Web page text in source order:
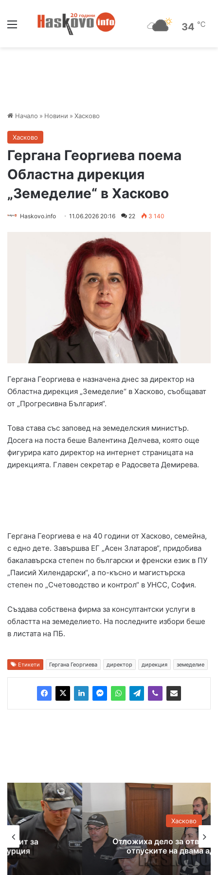
34 ℃
Начало » Новини » Хасково
Хасково
Гергана Георгиева поема
Областна дирекция
„Земеделие“ в Хасково
Haskovo.info 11.06.2026 20:16 22 3 140
Гергана Георгиева е назначена днес за директор на
Областна дирекция „Земеделие“ в Хасково, съобщават
от „Прогресивна България“.
Това става със заповед на земеделския министър.
Досега на поста беше Валентина Делчева, която още
фигурира като директор на интернет страницата на
дирекцията. Главен секретар е Радосвета Демирева.
Гергана Георгиева е на 40 години от Хасково, семейна,
с едно дете. Завършва ЕГ „Асен Златаров“, придобива
бакалавърска степен по български и френски език в ПУ
„Паисий Хилендарски“, а по-късно и магистърска
степен по „Счетоводство и контрол“ в УНСС, София.
Създава собствена фирма за консултантски услуги в
областта на земеделието. На последните избори беше
в листата на ПБ.
Етикети Гергана Георгиева директор дирекция земеделие
Хасково
Отложиха дело за отвличане заради
отпуските на двама адвокати